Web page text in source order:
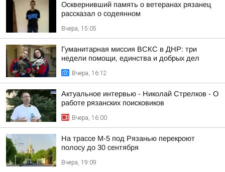
Осквернивший память о ветеранах рязанец
рассказал о содеянном
Вчера, 15:05
Гуманитарная миссия ВСКС в ДНР: три
недели помощи, единства и добрых дел
Вчера, 16:12
Актуальное интервью - Николай Стрелков - О
работе рязанских поисковиков
Вчера, 16:00
На трассе М-5 под Рязанью перекроют
полосу до 30 сентября
Вчера, 19:09